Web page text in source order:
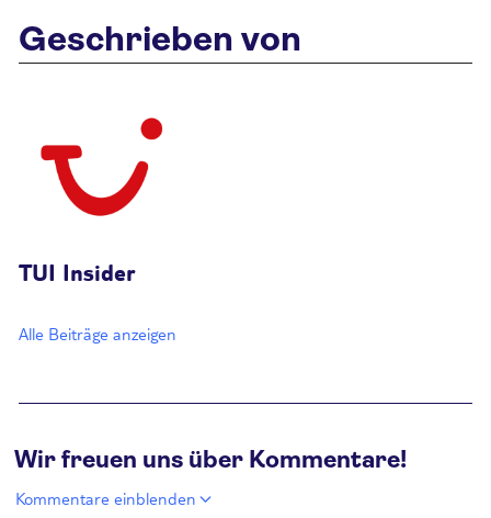
Geschrieben von
TUI Insider
Alle Beiträge anzeigen
Wir freuen uns über Kommentare!
Kommentare einblenden